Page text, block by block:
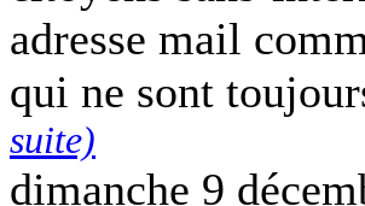
adresse mail
qui ne sont
suite)
dimanche 9